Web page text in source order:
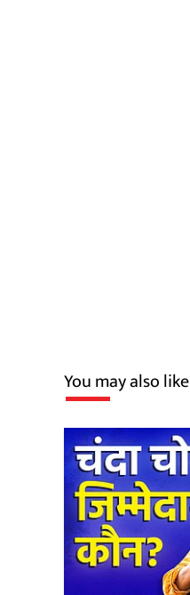
You may also like